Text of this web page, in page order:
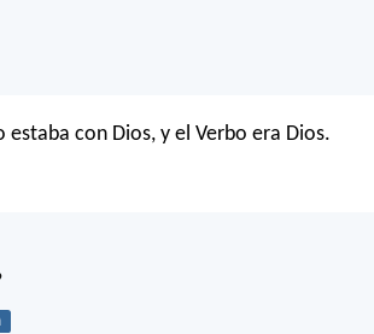
con Dios, y el Verbo era Dios.